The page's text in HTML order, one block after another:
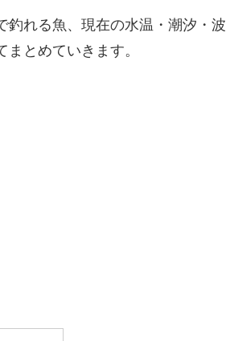
釣れる魚、現在の水温・潮汐・波
とめていきます。